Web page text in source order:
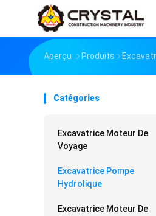
Aperçu Produits
Catégories
Excavatrice Moteur De
Voyage
Excavatrice Pompe
Hydrolique
Excavatrice Moteur De